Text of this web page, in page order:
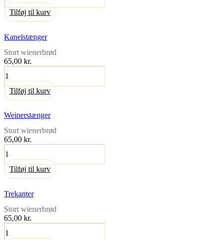
Tilføj til kurv
Kanelstænger
Stort wienerbrød
65,00 kr.
Kanelstænger
antal
Tilføj til kurv
Weinerstænger
Stort wienerbrød
65,00 kr.
Weinerstænger
antal
Tilføj til kurv
Trekanter
Stort wienerbrød
65,00 kr.
Trekanter
antal